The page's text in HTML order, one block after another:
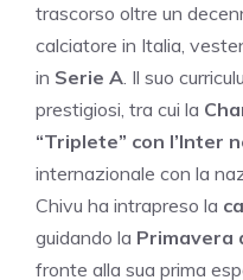
trascorso oltre un
calciatore in Italia,
in Serie A. Il suo
prestigiosi, tra cui la
“Triplete” con l’Inter
internazionale con la
Chivu ha intrapreso la
guidando la Primavera
fronte alla sua prima